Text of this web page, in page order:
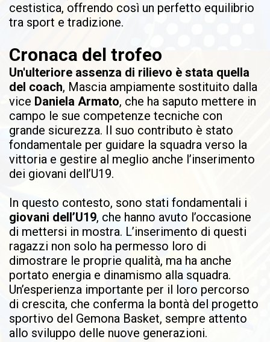
cestistica, offrendo così un perfetto equilibrio
tra sport e tradizione.
Cronaca del trofeo
Un'ulteriore assenza di rilievo è stata quella
del coach, Mascia ampiamente sostituito dalla
vice Daniela Armato, che ha saputo mettere in
campo le sue competenze tecniche con
grande sicurezza. Il suo contributo è stato
fondamentale per guidare la squadra verso la
vittoria e gestire al meglio anche l’inserimento
dei giovani dell’U19.
In questo contesto, sono stati fondamentali i
giovani dell’U19, che hanno avuto l’occasione
di mettersi in mostra. L’inserimento di questi
ragazzi non solo ha permesso loro di
dimostrare le proprie qualità, ma ha anche
portato energia e dinamismo alla squadra.
Un’esperienza importante per il loro percorso
di crescita, che conferma la bontà del progetto
sportivo del Gemona Basket, sempre attento
allo sviluppo delle nuove generazioni.